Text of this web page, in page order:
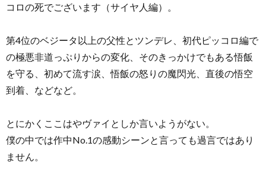
コロの死でございます（サイヤ人編）。
第4位のベジータ以上の父性とツンデレ、初代ピッコロ編で
の極悪非道っぷりからの変化、そのきっかけでもある悟飯
を守る、初めて流す涙、悟飯の怒りの魔閃光、直後の悟空
到着、などなど。
とにかくここはやヴァイとしか言いようがない。
僕の中では作中No.1の感動シーンと言っても過言ではあり
ません。